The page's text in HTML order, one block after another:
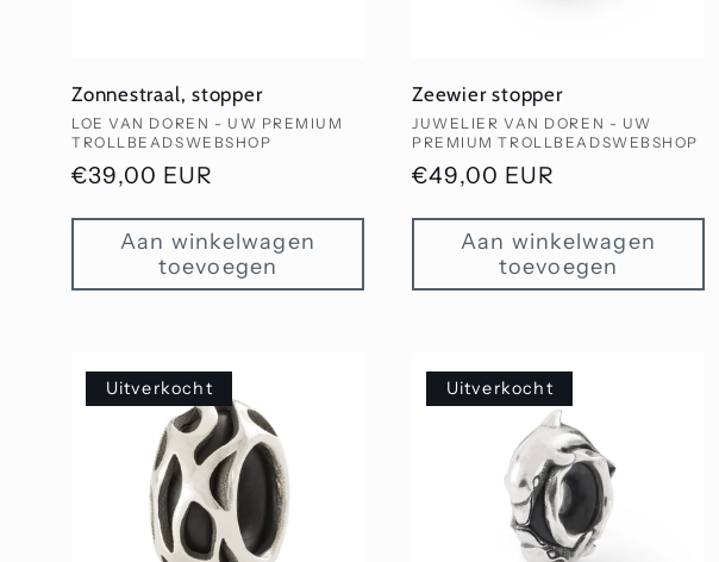
Zonnestraal, stopper
Verkoper:
LOE VAN DOREN - UW PREMIUM
TROLLBEADSWEBSHOP
Normale
€39,00 EUR
Aan winkelwagen
toevoegen
Zeewier stopper
Verkoper:
JUWELIER VAN DOREN - UW
PREMIUM TROLLBEADSWEBSHOP
Normale
€49,00 EUR
Aan winkelwagen
toevoegen
Uitverkocht Uitverkocht